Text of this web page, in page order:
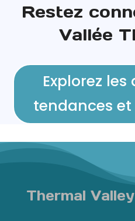
Restez
Vallée
Explorez les
tendances
Thermal Valley